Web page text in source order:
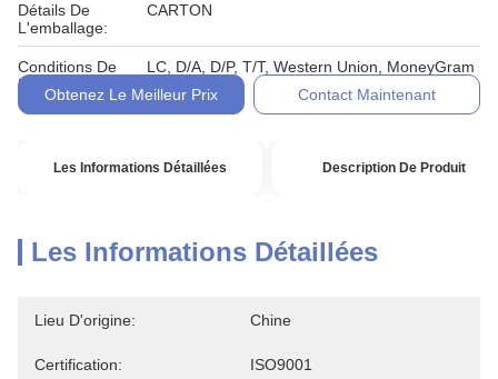
Détails De
L'emballage:
CARTON
Conditions De
Paiement:
LC, D/A, D/P, T/T, Western Union, MoneyGram
Obtenez Le Meilleur Prix
Contact Maintenant
Les Informations Détaillées Description De Produit
Les Informations Détaillées
Lieu D'origine: Chine
Certification: ISO9001